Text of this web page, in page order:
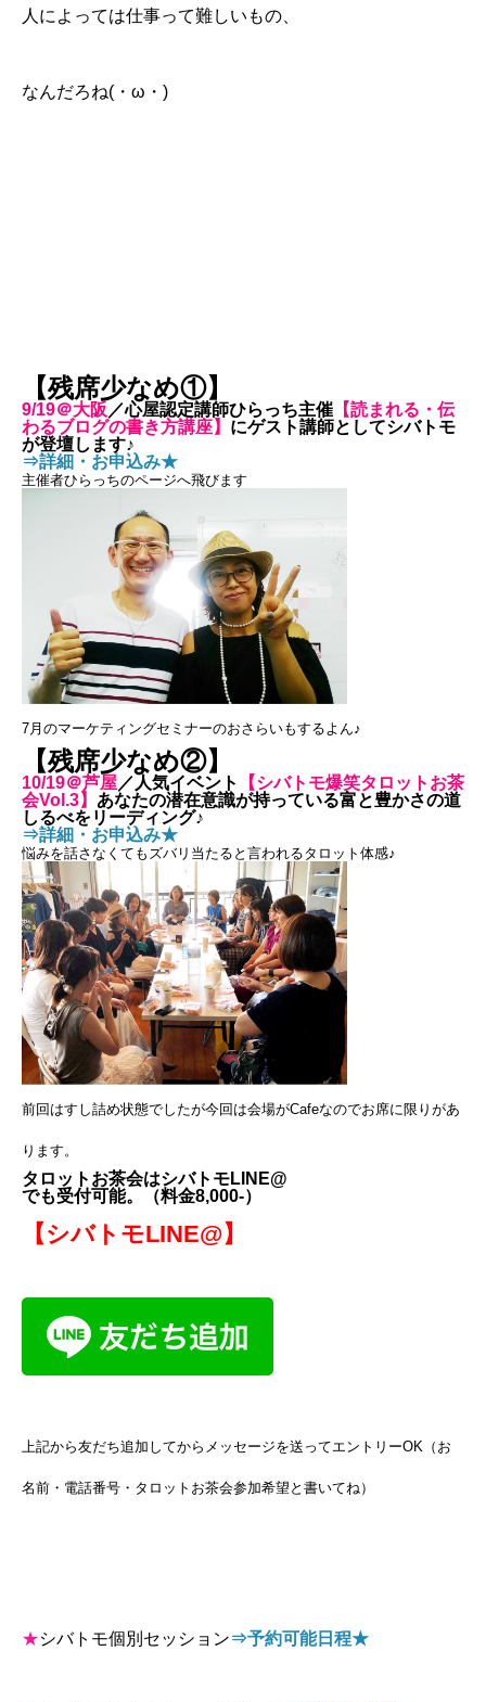
人によっては仕事って難しいもの、
なんだろね(・ω・)
【残席少なめ①】
9/19＠大阪 ／心屋認定講師ひらっち主催 【読まれる・伝
わるブログの書き方講座】 にゲスト講師としてシバトモ
が登壇します♪
⇒詳細・お申込み★
主催者ひらっちのページへ飛びます
7月のマーケティングセミナーのおさらいもするよん♪
【残席少なめ②】
10/19＠芦屋／人気イベント
【シバトモ爆笑タロットお茶
会Vol.3】 あなたの潜在意識が持っている富と豊かさの道
しるべをリーディング♪
⇒詳細・お申込み★
悩みを話さなくてもズバリ当たると言われるタロット体感♪
前回はすし詰め状態でしたが今回は会場がCafeなのでお席に限りがあ
ります。
タロットお茶会はシバトモLINE@
でも受付可能。（料金8,000-）
【シバトモLINE@】
上記から友だち追加してからメッセージを送ってエントリーOK（お
名前・電話番号・タロットお茶会参加希望と書いてね）
★シバトモ個別セッション⇒予約可能日程★